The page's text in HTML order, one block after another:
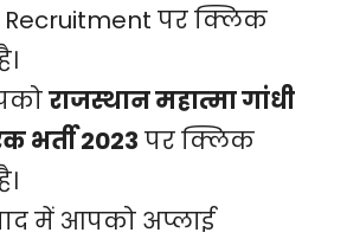
पर क्लिक
राजस्थान महात्मा गांधी
भर्ती 2023 पर क्लिक
में आपको अप्लाई